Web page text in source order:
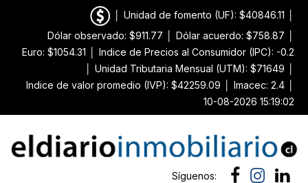
Unidad de fomento (UF): $40846.11
Dólar observado: $911.77
Dólar acuerdo: $758.87
Euro: $1054.31
Indice de Precios al Consumidor (IPC): -0.2
Unidad Tributaria Mensual (UTM): $71649
Indice de valor promedio (IVP): $42259.09
Imacec: 2.4
10-08-2026 15:19:02
Síguenos: